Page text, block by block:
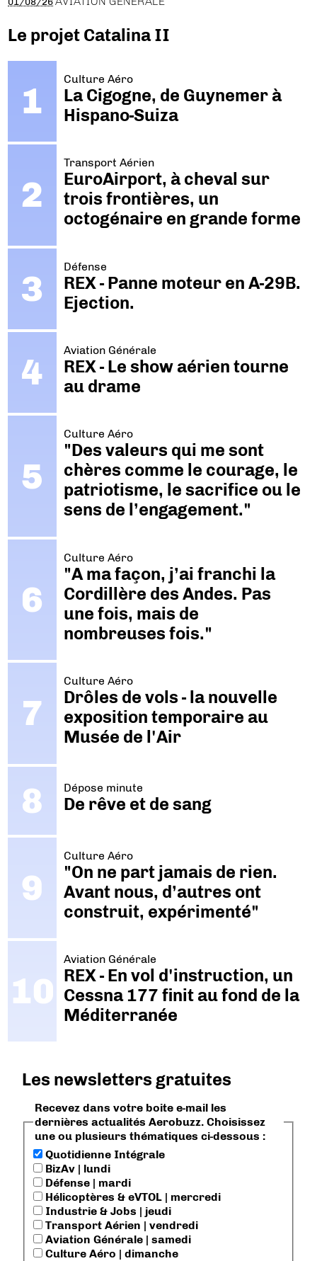
Le projet Catalina II
Culture Aéro
La Cigogne, de Guynemer à
Hispano-Suiza
Transport Aérien
EuroAirport, à cheval sur
trois frontières, un
octogénaire en grande forme
Défense
REX - Panne moteur en A-29B.
Ejection.
Aviation Générale
REX - Le show aérien tourne
au drame
Culture Aéro
"Des valeurs qui me sont
chères comme le courage, le
patriotisme, le sacrifice ou le
sens de l’engagement."
Culture Aéro
"A ma façon, j’ai franchi la
Cordillère des Andes. Pas
une fois, mais de
nombreuses fois."
Culture Aéro
Drôles de vols - la nouvelle
exposition temporaire au
Musée de l'Air
Dépose minute
De rêve et de sang
Culture Aéro
"On ne part jamais de rien.
Avant nous, d’autres ont
construit, expérimenté"
Aviation Générale
REX - En vol d'instruction, un
Cessna 177 finit au fond de la
Méditerranée
Les newsletters gratuites
Recevez dans votre boite e-mail les
dernières actualités Aerobuzz. Choisissez
une ou plusieurs thématiques ci-dessous :
Quotidienne Intégrale
BizAv | lundi
Défense | mardi
Hélicoptères & eVTOL | mercredi
Industrie & Jobs | jeudi
Transport Aérien | vendredi
Aviation Générale | samedi
Culture Aéro | dimanche